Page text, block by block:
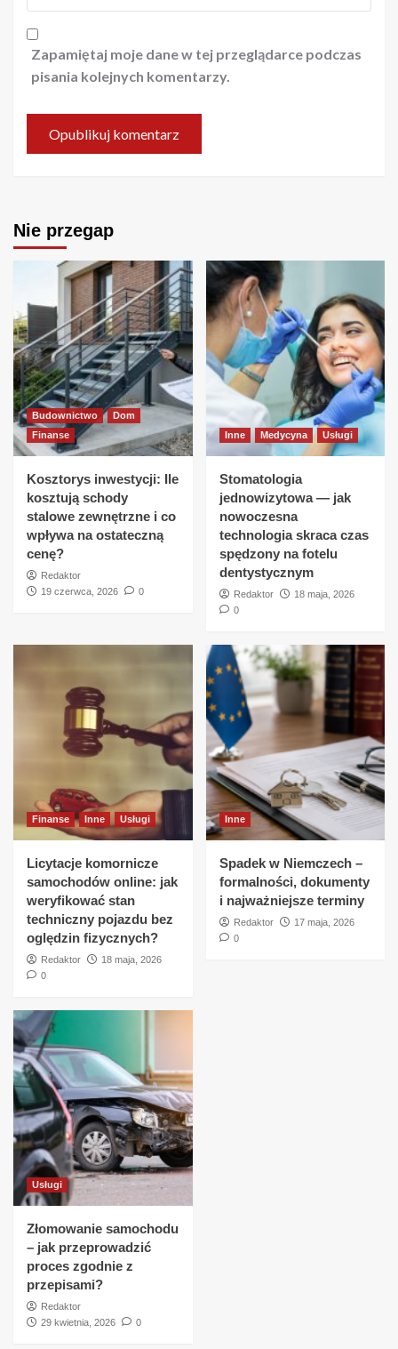
Zapamiętaj moje dane w tej przeglądarce podczas
pisania kolejnych komentarzy.
Nie przegap
Budownictwo
Dom
Finanse
Kosztorys inwestycji: Ile
kosztują schody
stalowe zewnętrzne i co
wpływa na ostateczną
cenę?
Redaktor
19 czerwca, 2026
0
Inne Medycyna Usługi
Stomatologia
jednowizytowa — jak
nowoczesna
technologia skraca czas
spędzony na fotelu
dentystycznym
Redaktor
18 maja, 2026
0
Finanse Inne Usługi
Licytacje komornicze
samochodów online: jak
weryfikować stan
techniczny pojazdu bez
oględzin fizycznych?
Redaktor
18 maja, 2026
0
Inne
Spadek w Niemczech –
formalności, dokumenty
i najważniejsze terminy
Redaktor
17 maja, 2026
0
Usługi
Złomowanie samochodu
– jak przeprowadzić
proces zgodnie z
przepisami?
Redaktor
29 kwietnia, 2026
0